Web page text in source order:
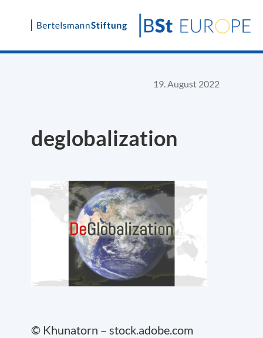
Skip
19. August 2022
deglobalization
© Khunatorn – stock.adobe.com